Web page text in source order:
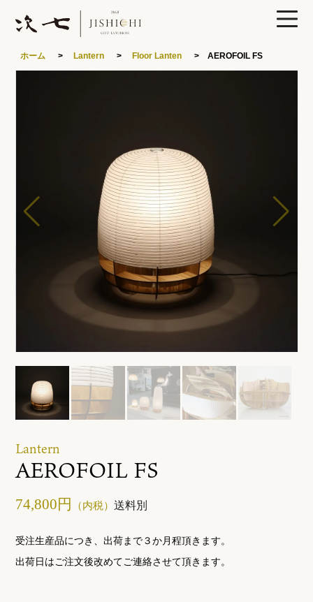
0
あかりや次七について
特集
ホーム > Lantern > Floor Lanten > AEROFOIL FS
Lantern
AEROFOIL FS
74,800円 （内税）送料別
受注生産品につき、出荷まで３か月程頂きます。
出荷日はご注文後改めてご連絡させて頂きます。